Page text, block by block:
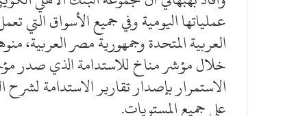
عملياتها اليومية وفي جميع الأسواق التي
العربية المتحدة وجمهورية مصر العربية،
خلال مؤشر مناخ للاستدامة الذي صدر
الاستمرار بإصدار تقارير الاستدامة
على جميع المستويات.